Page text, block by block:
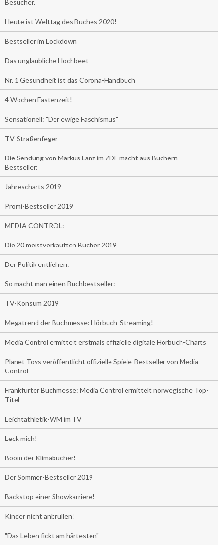
Besucher.
Heute ist Welttag des Buches 2020!
Bestseller im Lockdown
Das unglaubliche Hochbeet
Nr. 1 Gesundheit ist das Corona-Handbuch
4 Wochen Fastenzeit!
Sensationell: "Der ewige Faschismus"
TV-Straßenfeger
Die Sendung von Markus Lanz im ZDF macht aus Büchern
Bestseller:
Jahrescharts 2019
Promi-Bestseller 2019
MEDIA CONTROL:
Die 20 meistverkauften Bücher 2019
Der Politik entliehen:
So macht man einen Buchbestseller:
TV-Konsum 2019
Megatrend der Buchmesse: Hörbuch-Streaming!
Media Control ermittelt erstmals offizielle digitale Hörbuch-Charts
Planet Toys veröffentlicht offizielle Spiele-Bestseller von Media
Control
Frankfurter Buchmesse: Media Control ermittelt norwegische Top-
Titel
Leichtathletik-WM im TV
Leck mich!
Boom der Klimabücher!
Der Sommer-Bestseller 2019
Backstop einer Showkarriere!
Kinder nicht anbrüllen!
"Das Leben fickt am härtesten"